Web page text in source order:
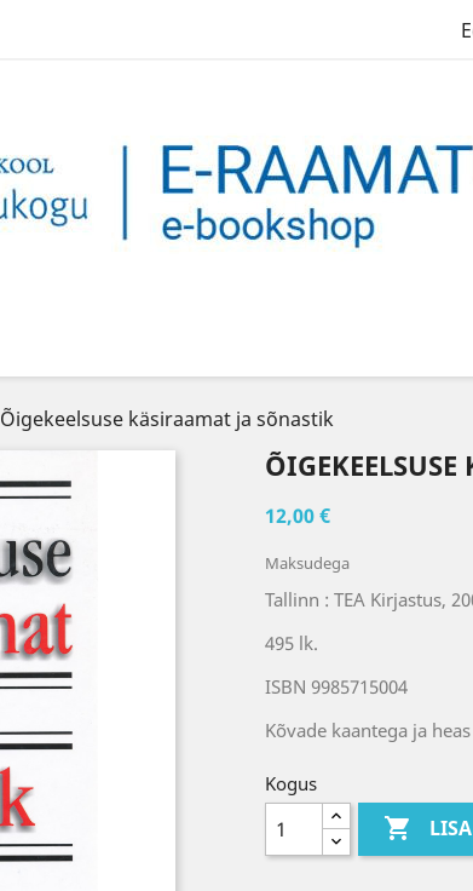
Õigekeelsuse käsiraamat ja sõnastik
12,00 €
Maksudega
Tallinn : TEA Kirjastus,
495 lk.
ISBN 9985715004
Kõvade kaantega ja
Kogus
